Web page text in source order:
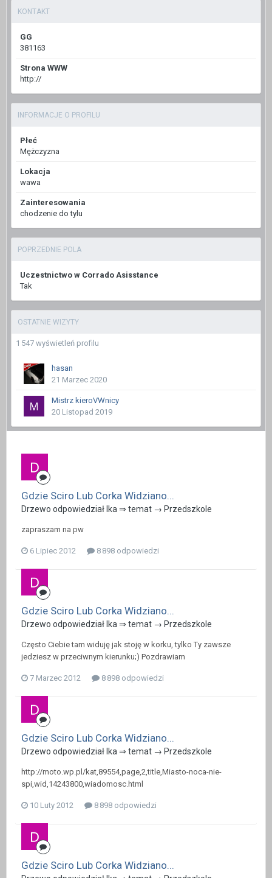
KONTAKT
GG
381163
Strona WWW
http://
INFORMACJE O PROFILU
Płeć
Mężczyzna
Lokacja
wawa
Zainteresowania
chodzenie do tylu
POPRZEDNIE POLA
Uczestnictwo w Corrado Asisstance
Tak
OSTATNIE WIZYTY
1 547 wyświetleń profilu
hasan
21 Marzec 2020
Mistrz kieroVWnicy
20 Listopad 2019
Gdzie Sciro Lub Corka Widziano...
Drzewo odpowiedział Ika ⇒ temat → Przedszkole
zapraszam na pw
6 Lipiec 2012 8 898 odpowiedzi
Gdzie Sciro Lub Corka Widziano...
Drzewo odpowiedział Ika ⇒ temat → Przedszkole
Często Ciebie tam widuję jak stoję w korku, tylko Ty zawsze
jedziesz w przeciwnym kierunku;) Pozdrawiam
7 Marzec 2012 8 898 odpowiedzi
Gdzie Sciro Lub Corka Widziano...
Drzewo odpowiedział Ika ⇒ temat → Przedszkole
http://moto.wp.pl/kat,89554,page,2,title,Miasto-noca-nie-
spi,wid,14243800,wiadomosc.html
10 Luty 2012 8 898 odpowiedzi
Gdzie Sciro Lub Corka Widziano...